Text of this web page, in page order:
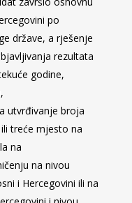
po
države, a rješenje
rezultata
godine,
utvrđivanje broja
treće mjesto na
na
na nivou
i Hercegovini ili na